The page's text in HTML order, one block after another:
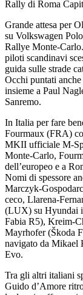
Rally di Roma
Grande attesa per
su Volkswagen
Rallye Monte-
piloti scandinavi
guida sulle strade
Occhi puntati
insieme a Paul
Sanremo.
In Italia per fare
Fourmaux (FRA)
MKII ufficiale M-
Monte-Carlo,
dell’europeo e a
Nomi di spessore
Marczyk-
ceco, Llarena-
(LUX) su Hyundai
Fabia R5), Kreim-
Mayrhofer (Škoda
navigato da Mikael
Evo.
Tra gli altri italiani
Guido d’Amore